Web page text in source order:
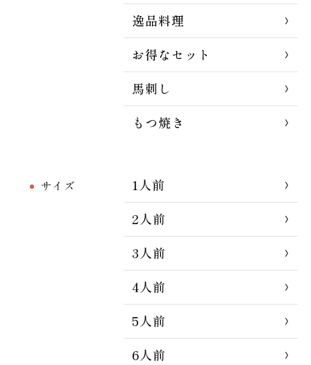
逸品料理
お得なセット
馬刺し
もつ焼き
サイズ
1人前
2人前
3人前
4人前
5人前
6人前